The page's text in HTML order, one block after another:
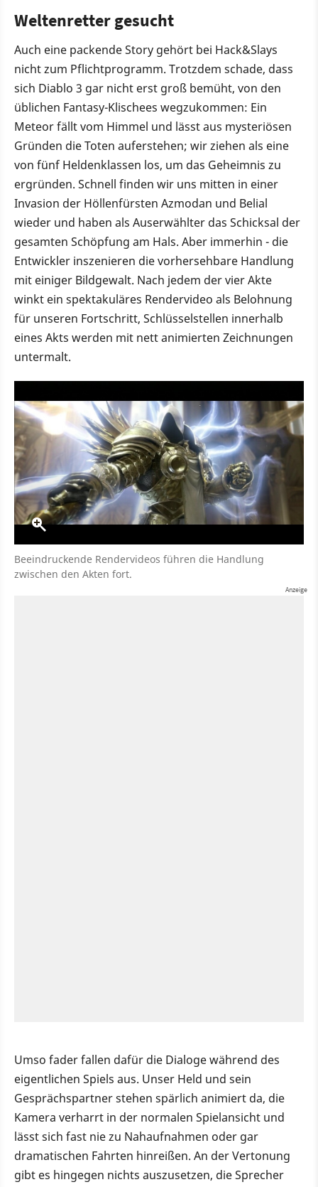
Weltenretter gesucht
Auch eine packende Story gehört bei Hack&Slays
nicht zum Pflichtprogramm. Trotzdem schade, dass
sich Diablo 3 gar nicht erst groß bemüht, von den
üblichen Fantasy-Klischees wegzukommen: Ein
Meteor fällt vom Himmel und lässt aus mysteriösen
Gründen die Toten auferstehen; wir ziehen als eine
von fünf Heldenklassen los, um das Geheimnis zu
ergründen. Schnell finden wir uns mitten in einer
Invasion der Höllenfürsten Azmodan und Belial
wieder und haben als Auserwählter das Schicksal der
gesamten Schöpfung am Hals. Aber immerhin - die
Entwickler inszenieren die vorhersehbare Handlung
mit einiger Bildgewalt. Nach jedem der vier Akte
winkt ein spektakuläres Rendervideo als Belohnung
für unseren Fortschritt, Schlüsselstellen innerhalb
eines Akts werden mit nett animierten Zeichnungen
untermalt.
Beeindruckende Rendervideos führen die Handlung
zwischen den Akten fort.
Umso fader fallen dafür die Dialoge während des
eigentlichen Spiels aus. Unser Held und sein
Gesprächspartner stehen spärlich animiert da, die
Kamera verharrt in der normalen Spielansicht und
lässt sich fast nie zu Nahaufnahmen oder gar
dramatischen Fahrten hinreißen. An der Vertonung
gibt es hingegen nichts auszusetzen, die Sprecher